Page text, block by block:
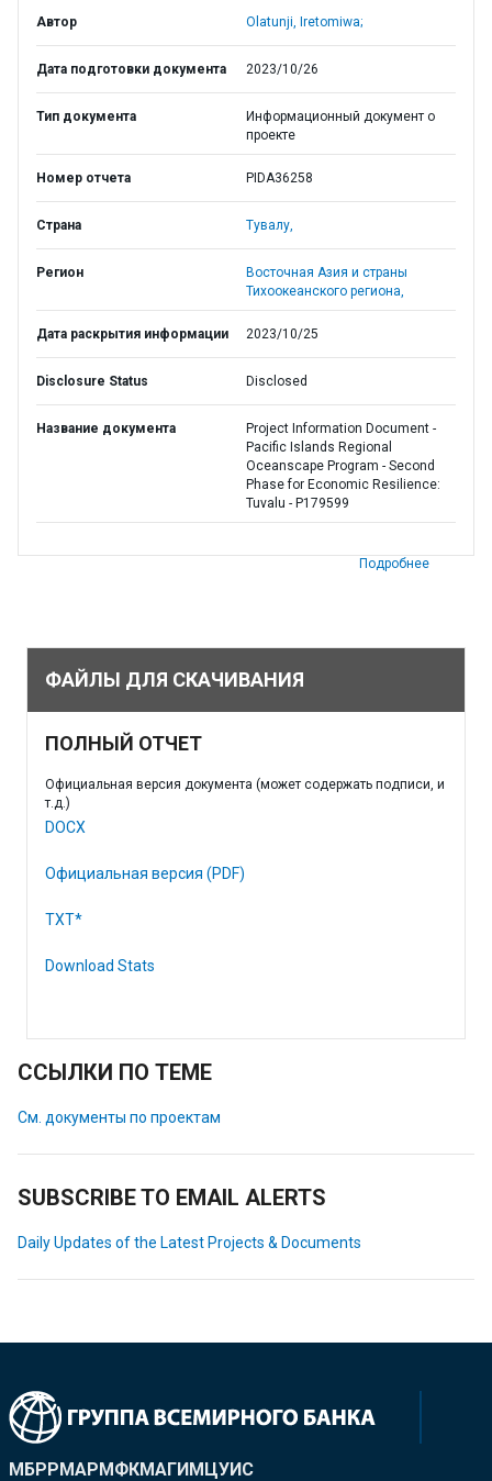
Автор Olatunji, Iretomiwa;
Дата подготовки документа 2023/10/26
Тип документа
Информационный документ о
проекте
Номер отчета PIDA36258
Страна Тувалу,
Регион
Восточная Азия и страны
Тихоокеанского региона,
Дата раскрытия информации 2023/10/25
Disclosure Status Disclosed
Название документа
Project Information Document -
Pacific Islands Regional
Oceanscape Program - Second
Phase for Economic Resilience:
Tuvalu - P179599
Подробнее
ФАЙЛЫ ДЛЯ СКАЧИВАНИЯ
ПОЛНЫЙ ОТЧЕТ
Официальная версия документа (может содержать подписи, и
т.д.)
DOCX
Официальная версия (PDF)
TXT*
Download Stats
ССЫЛКИ ПО ТЕМЕ
См. документы по проектам
SUBSCRIBE TO EMAIL ALERTS
Daily Updates of the Latest Projects & Documents
МБРРМАРМФКМАГИМЦУИС